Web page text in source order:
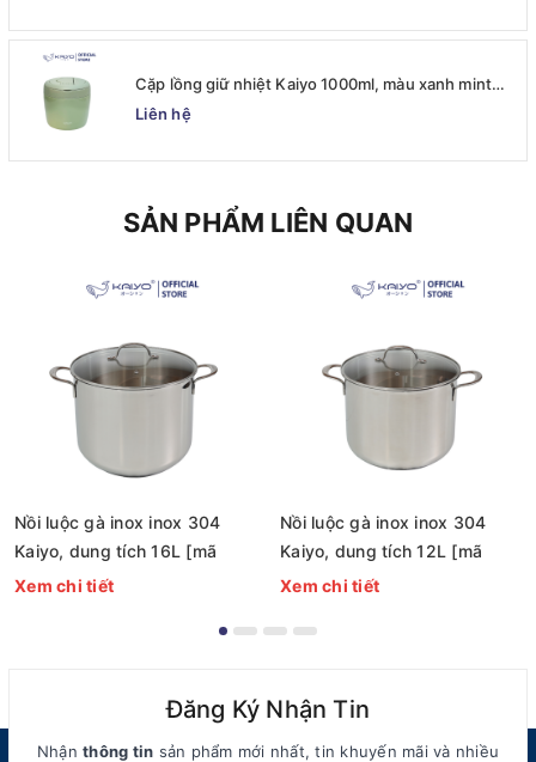
Cặp lồng giữ nhiệt Kaiyo 1000ml, màu xanh mint
[mã KVL-6513]
Liên hệ
SẢN PHẨM LIÊN QUAN
Nồi luộc gà inox inox 304
Kaiyo, dung tích 16L [mã
KIC-1525]
Xem chi tiết
Nồi luộc gà inox inox 304
Kaiyo, dung tích 12L [mã
KIC-1518]
Xem chi tiết
Đăng Ký Nhận Tin
Nhậnthông tin sản phẩm mới nhất, tin khuyến mãi và nhiều